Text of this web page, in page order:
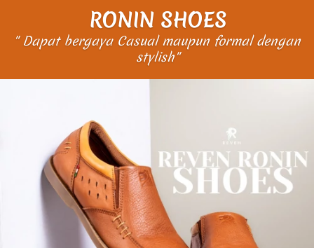
RONIN SHOES
" Dapat bergaya Casual maupun formal dengan
stylish"